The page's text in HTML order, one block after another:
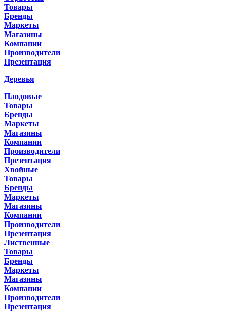
Товары
Бренды
Маркеты
Магазины
Компании
Производители
Презентация
Деревья
Плодовые
Товары
Бренды
Маркеты
Магазины
Компании
Производители
Презентация
Хвойные
Товары
Бренды
Маркеты
Магазины
Компании
Производители
Презентация
Лиственные
Товары
Бренды
Маркеты
Магазины
Компании
Производители
Презентация